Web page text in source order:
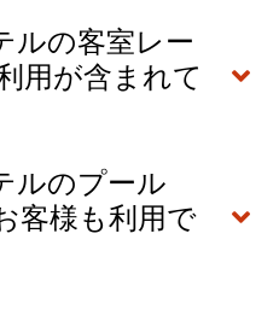
ルの客室レー
用が含まれて
ルのプール
客様も利用で